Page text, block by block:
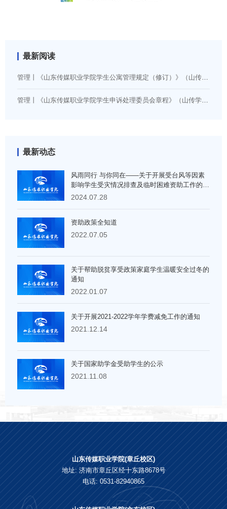
最新阅读
管理丨《山东传媒职业学院学生公寓管理规定（修订）》（山传学字〔2026〕5号）
管理丨《山东传媒职业学院学生申诉处理委员会章程》（山传学字〔2024〕14号）
最新动态
风雨同行 与你同在——关于开展受台风等因素
影响学生受灾情况排查及临时困难资助工作的通
知
2024.07.28
资助政策全知道
2022.07.05
关于帮助脱贫享受政策家庭学生温暖安全过冬的
通知
2022.01.07
关于开展2021-2022学年学费减免工作的通知
2021.12.14
关于国家助学金受助学生的公示
2021.11.08
山东传媒职业学院(章丘校区)
地址: 济南市章丘区经十东路8678号
电话: 0531-82940865